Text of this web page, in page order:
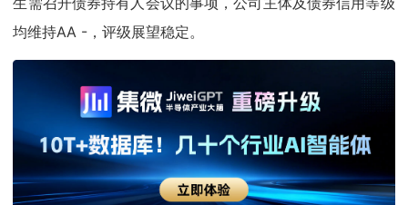
均维持AA -，评级展望稳定。